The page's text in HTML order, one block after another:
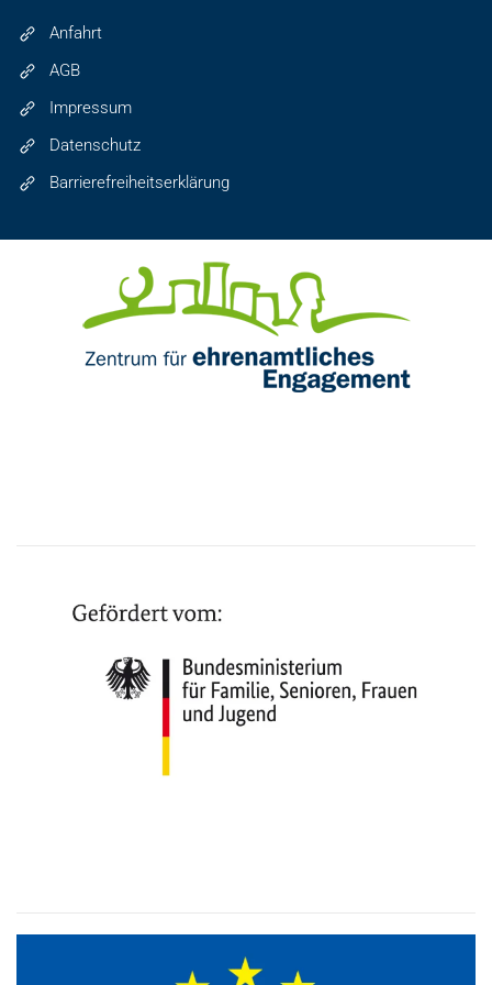
Anfahrt
AGB
Impressum
Datenschutz
Barrierefreiheitserklärung